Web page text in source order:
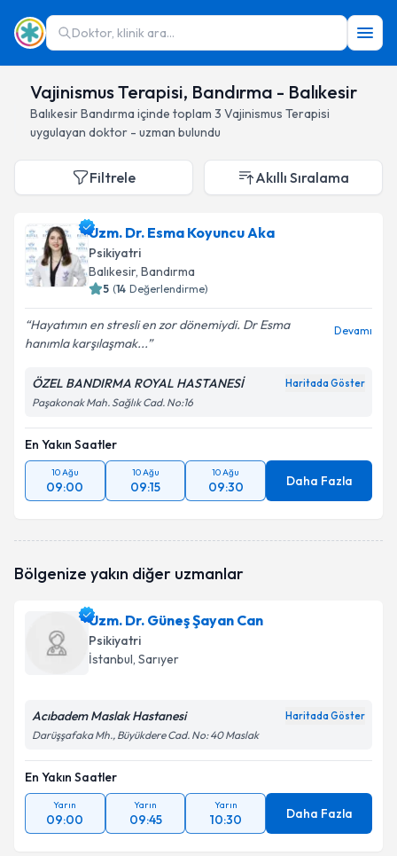
Doktor, klinik ara...
Vajinismus Terapisi, Bandırma - Balıkesir
BalıkesirBandırma içinde toplam 3 Vajinismus Terapisi
uygulayan doktor - uzman bulundu
Filtrele Akıllı Sıralama
Uzm. Dr. Esma Koyuncu Aka
Psikiyatri
Balıkesir, Bandırma
5 (14 Değerlendirme)
Hayatımın en stresli en zor dönemiydi. Dr Esma
hanımla karşılaşmak...
Devamı
ÖZEL BANDIRMA ROYAL HASTANESİ Haritada Göster
Paşakonak Mah. Sağlık Cad. No:16
En Yakın Saatler
10 Ağu
09:00
10 Ağu
09:15
10 Ağu
09:30 Daha Fazla
Bölgenize yakın diğer uzmanlar
Uzm. Dr. Güneş Şayan Can
Psikiyatri
İstanbul, Sarıyer
Acıbadem Maslak Hastanesi Haritada Göster
Darüşşafaka Mh., Büyükdere Cad. No: 40 Maslak
En Yakın Saatler
Yarın
09:00
Yarın
09:45
Yarın
10:30 Daha Fazla